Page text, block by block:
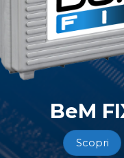
BeM
Scopri